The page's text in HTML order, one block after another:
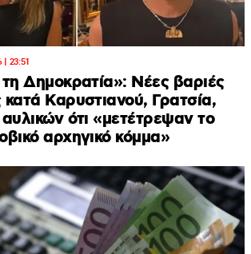
| 23:51
Δημοκρατία»: Νέες βαριές
κατά Καρυστιανού, Γρατσία,
ότι «μετέτρεψαν το
αρχηγικό κόμμα»